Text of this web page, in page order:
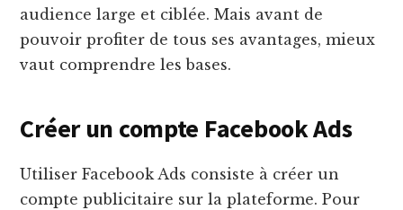
audience large et ciblée. Mais avant de
pouvoir profiter de tous ses avantages, mieux
vaut comprendre les bases.
Créer un compte Facebook Ads
Utiliser Facebook Ads consiste à créer un
compte publicitaire sur la plateforme. Pour